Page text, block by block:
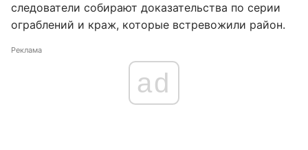
следователи собирают доказательства по серии
ограблений и краж, которые встревожили район.
Реклама
ad